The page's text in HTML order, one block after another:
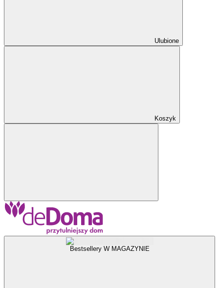
Ulubione
Koszyk
Bestsellery W MAGAZYNIE